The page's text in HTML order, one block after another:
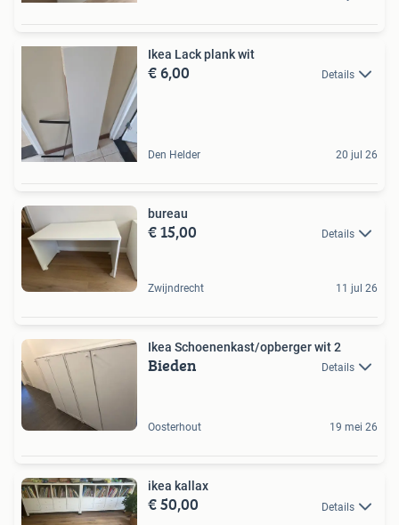
Ikea Lack plank wit
€ 6,00 Details
Den Helder 20 jul 26
bureau
€ 15,00 Details
Zwijndrecht 11 jul 26
Ikea Schoenenkast/opberger wit 2
Bieden Details
Oosterhout 19 mei 26
ikea kallax
€ 50,00 Details